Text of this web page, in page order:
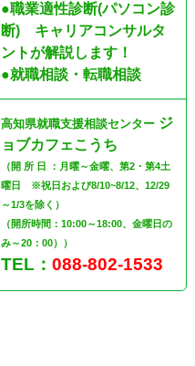
●職業適性診断(パソコン診
断) キャリアコンサルタ
ントが解説します！
●就職相談・転職相談
高知県就職支援相談センター ジ
ョブカフェこうち
（開 所 日 ：月曜～金曜、第2・第4土
曜日 ※祝日および8/10~8/12、12/29
～1/3を除く）
（開所時間：10:00～18:00、金曜日の
み～20：00））
TEL： 088-802-1533